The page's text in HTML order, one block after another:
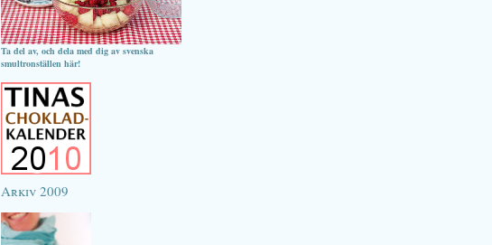
Ta del av, och dela med dig av svenska
smultronställen här!
Arkiv 2009